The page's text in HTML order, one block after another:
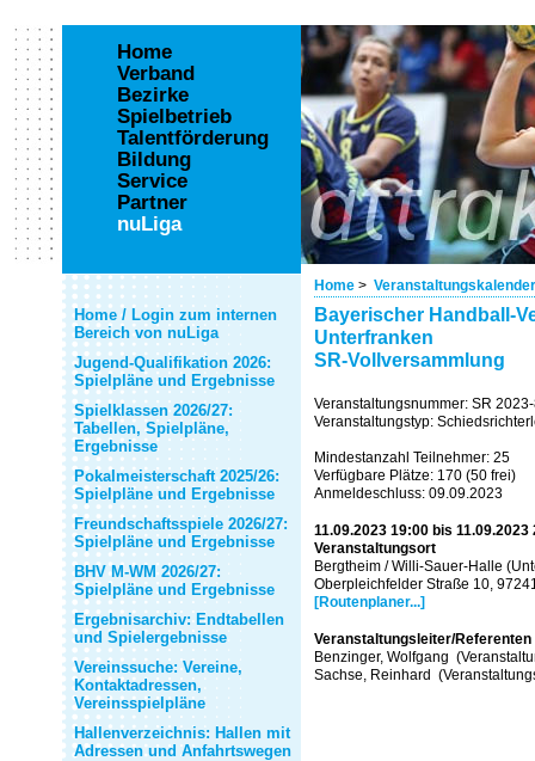
Home > Veranstaltungskalender
Home
Verband
Bezirke
Spielbetrieb
Talentförderung
Bildung
Service
Partner
nuLiga
Home / Login zum internen
Bereich von nuLiga
Jugend-Qualifikation 2026:
Spielpläne und Ergebnisse
Spielklassen 2026/27:
Tabellen, Spielpläne,
Ergebnisse
Pokalmeisterschaft 2025/26:
Spielpläne und Ergebnisse
Freundschaftsspiele 2026/27:
Spielpläne und Ergebnisse
BHV M-WM 2026/27:
Spielpläne und Ergebnisse
Ergebnisarchiv: Endtabellen
und Spielergebnisse
Vereinssuche: Vereine,
Kontaktadressen,
Vereinsspielpläne
Hallenverzeichnis: Hallen mit
Adressen und Anfahrtswegen
Bayerischer Handball-
Unterfranken
SR-Vollversammlung
Veranstaltungsnummer: SR
Veranstaltungstyp:
Mindestanzahl Teilnehmer: 25
Verfügbare Plätze: 170 (50 frei)
Anmeldeschluss: 09.09.2023
11.09.2023 19:00 bis 11.09.2023
Veranstaltungsort
Bergtheim / Willi-Sauer-Halle
Oberpleichfelder Straße 10,
[Routenplaner...]
Veranstaltungsleiter/Referenten
Benzinger, Wolfgang
Sachse, Reinhard